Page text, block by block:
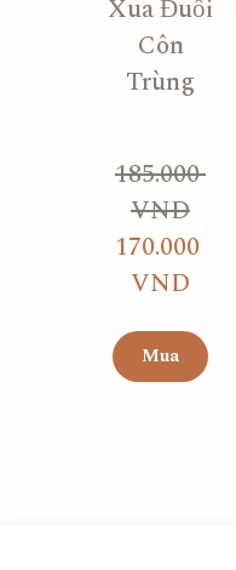
Xua Đuổi
Côn
Trùng
185.000
VND
170.000
VND
Mua